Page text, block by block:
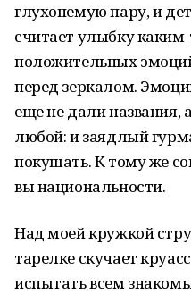
глухонемую пару, и
считает улыбку
положительных
перед зеркалом.
еще не дали названия,
любой: и заядлый
покушать. К тому же
вы национальности.
Над моей кружкой
тарелке скучает
испытать всем